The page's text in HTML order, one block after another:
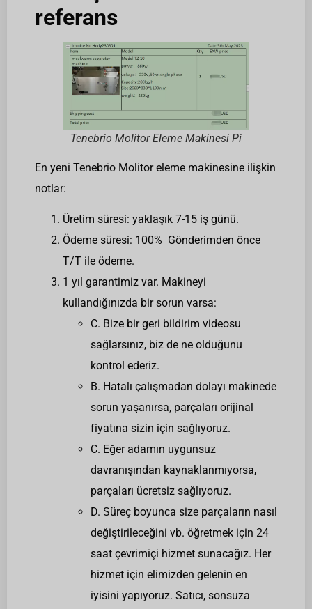
referans
Tenebrio Molitor Eleme Makinesi Pi
En yeni Tenebrio Molitor eleme makinesine ilişkin
notlar:
Üretim süresi: yaklaşık 7-15 iş günü.
Ödeme süresi: 100% Gönderimden önce
T/T ile ödeme.
1 yıl garantimiz var. Makineyi
kullandığınızda bir sorun varsa:
C. Bize bir geri bildirim videosu
sağlarsınız, biz de ne olduğunu
kontrol ederiz.
B. Hatalı çalışmadan dolayı makinede
sorun yaşanırsa, parçaları orijinal
fiyatına sizin için sağlıyoruz.
C. Eğer adamın uygunsuz
davranışından kaynaklanmıyorsa,
parçaları ücretsiz sağlıyoruz.
D. Süreç boyunca size parçaların nasıl
değiştirileceğini vb. öğretmek için 24
saat çevrimiçi hizmet sunacağız. Her
hizmet için elimizden gelenin en
iyisini yapıyoruz. Satıcı, sonsuza